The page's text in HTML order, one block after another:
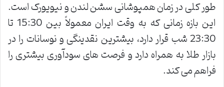
طور کلی در زمان همپوشانی سشن لندن و نیویورک است.
این بازه زمانی که به وقت ایران معمولاً بین 15:30 تا
23:30 شب قرار دارد، بیشترین نقدینگی و نوسانات را در
بازار طلا به همراه دارد و فرصت های سودآوری بیشتری را
فراهم می کند.